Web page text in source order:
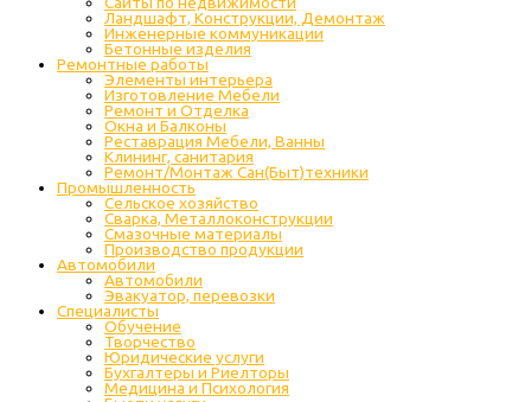
Ландшафт, Конструкции, Демонтаж
Инженерные коммуникации
Бетонные изделия
Ремонтные работы
Элементы интерьера
Изготовление Мебели
Ремонт и Отделка
Окна и Балконы
Реставрация Мебели, Ванны
Клининг, санитария
Ремонт/Монтаж Сан(Быт)техники
Промышленность
Cельское хозяйство
Сварка, Металлоконструкции
Cмазочные материалы
Производство продукции
Автомобили
Автомобили
Эвакуатор, перевозки
Специалисты
Обучение
Творчество
Юридические услуги
Бухгалтеры и Риелторы
Медицина и Психология